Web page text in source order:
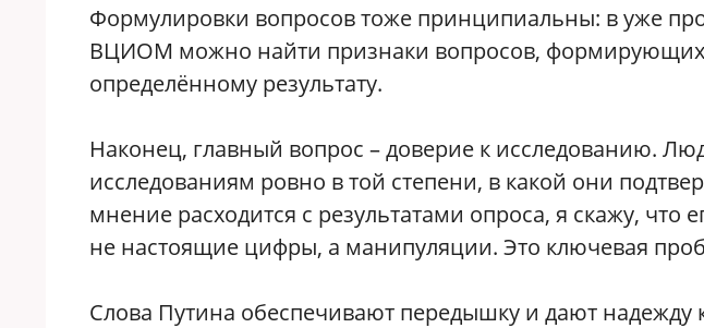
Формулировки вопросов тоже принципиальны: в уже
ВЦИОМ можно найти признаки вопросов,
определённому результату.
Наконец, главный вопрос – доверие к исследованию.
исследованиям ровно в той степени, в какой они
мнение расходится с результатами опроса, я скажу, что
не настоящие цифры, а манипуляции. Это ключевая
Слова Путина обеспечивают передышку и дают надежду